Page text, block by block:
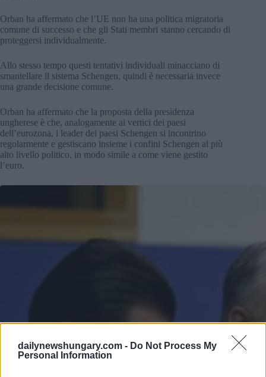
dailynewshungary.com - Do Not Process My
Personal Information
Orban ha affermato che l’UE non ha una politica migratoria
comune di successo e che gli Stati membri stanno cercando di
proteggersi individualmente.
Allo stesso tempo questi tentativi individuali minacciano di
smantellare il sistema Schengen, quindi è necessaria invece
una grande decisione comune.
Orban ha affermato che la proposta della presidenza
ungherese è che, analogamente ai vertici dei paesi
dell’eurozona, i leader dei paesi Schengen si incontrino
regolarmente e gestiscano insieme i confini Schengen al più
alto livello politico, in modo simile a come viene gestito
l’euro.